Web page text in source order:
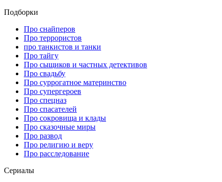
Подборки
Про снайперов
Про террористов
про танкистов и танки
Про тайгу
Про сыщиков и частных детективов
Про свадьбу
Про суррогатное материнство
Про супергероев
Про спецназ
Про спасателей
Про сокровища и клады
Про сказочные миры
Про развод
Про религию и веру
Про расследование
Се­риа­лы